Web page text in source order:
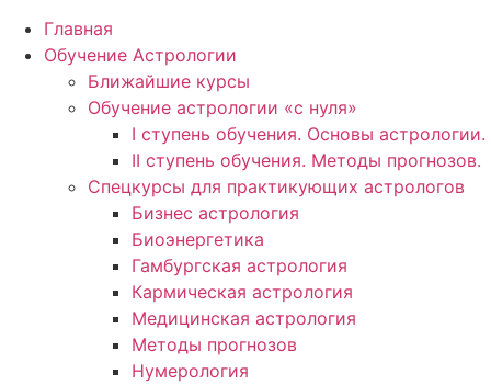
Главная
Обучение Астрологии
Ближайшие курсы
Обучение астрологии «с нуля»
I ступень обучения. Основы астрологии.
II ступень обучения. Методы прогнозов.
Спецкурсы для практикующих астрологов
Бизнес астрология
Биоэнергетика
Гамбургская астрология
Кармическая астрология
Медицинская астрология
Методы прогнозов
Нумерология